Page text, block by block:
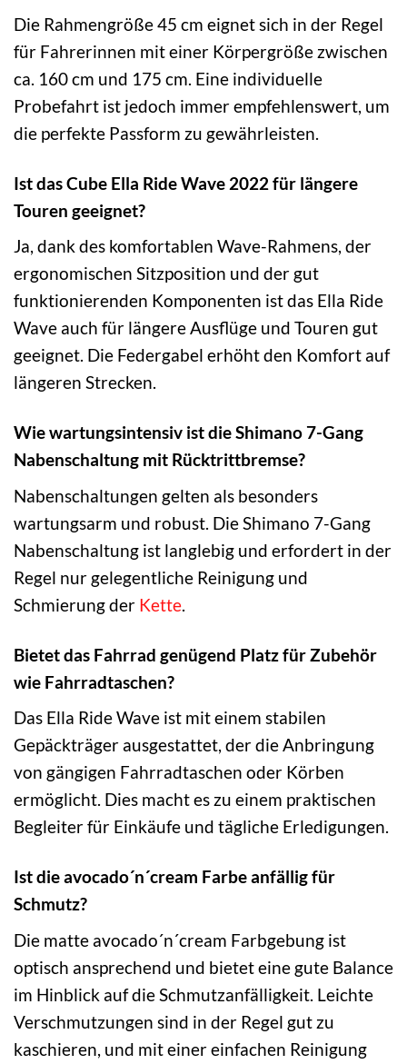
Die Rahmengröße 45 cm eignet sich in der Regel
für Fahrerinnen mit einer Körpergröße zwischen
ca. 160 cm und 175 cm. Eine individuelle
Probefahrt ist jedoch immer empfehlenswert, um
die perfekte Passform zu gewährleisten.
Ist das Cube Ella Ride Wave 2022 für längere
Touren geeignet?
Ja, dank des komfortablen Wave-Rahmens, der
ergonomischen Sitzposition und der gut
funktionierenden Komponenten ist das Ella Ride
Wave auch für längere Ausflüge und Touren gut
geeignet. Die Federgabel erhöht den Komfort auf
längeren Strecken.
Wie wartungsintensiv ist die Shimano 7-Gang
Nabenschaltung mit Rücktrittbremse?
Nabenschaltungen gelten als besonders
wartungsarm und robust. Die Shimano 7-Gang
Nabenschaltung ist langlebig und erfordert in der
Regel nur gelegentliche Reinigung und
Schmierung der Kette.
Bietet das Fahrrad genügend Platz für Zubehör
wie Fahrradtaschen?
Das Ella Ride Wave ist mit einem stabilen
Gepäckträger ausgestattet, der die Anbringung
von gängigen Fahrradtaschen oder Körben
ermöglicht. Dies macht es zu einem praktischen
Begleiter für Einkäufe und tägliche Erledigungen.
Ist die avocado´n´cream Farbe anfällig für
Schmutz?
Die matte avocado´n´cream Farbgebung ist
optisch ansprechend und bietet eine gute Balance
im Hinblick auf die Schmutzanfälligkeit. Leichte
Verschmutzungen sind in der Regel gut zu
kaschieren, und mit einer einfachen Reinigung